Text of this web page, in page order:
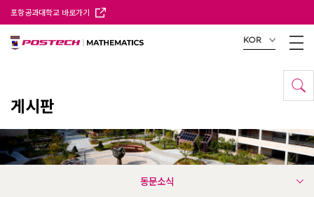
포항공과대학교 바로가기
KOR
게시판
동문소식